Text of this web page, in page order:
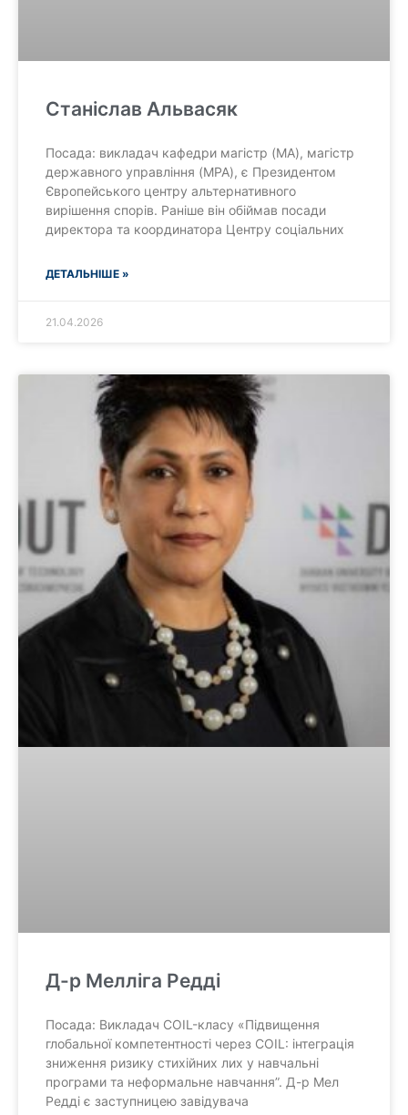
Станіслав Альвасяк
Посада: викладач кафедри магістр (MA), магістр
державного управління (MPA), є Президентом
Європейського центру альтернативного
вирішення спорів. Раніше він обіймав посади
директора та координатора Центру соціальних
ДЕТАЛЬНІШЕ »
21.04.2026
Д-р Мелліга Редді
Посада: Викладач COIL-класу «Підвищення
глобальної компетентності через COIL: інтеграція
зниження ризику стихійних лих у навчальні
програми та неформальне навчання”. Д-р Мел
Редді є заступницею завідувача